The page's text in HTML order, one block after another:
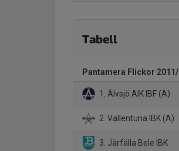
Tabell
Pantamera Flickor
1. Älvsjö AIK IBF (A)
2. Vallentuna IBK (A)
3. Järfälla Bele IBK